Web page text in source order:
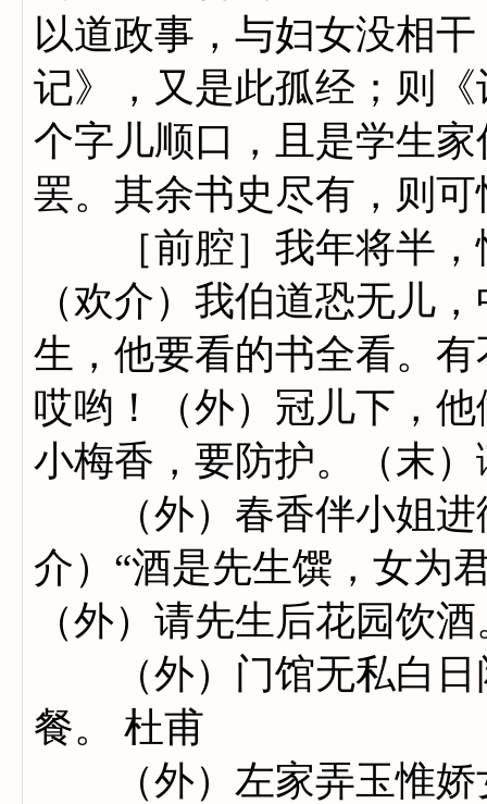
以道政事，与妇女没相
记》，又是此孤经；则
个字儿顺口，且是学生
罢。其余书史尽有，则
［前腔］我年将半，
（欢介）我伯道恐无儿
生，他要看的书全看。
哎哟！（外）冠儿下，
小梅香，要防护。（末）
（外）春香伴小姐进
介）“酒是先生馔，女为
（外）请先生后花园饮酒
（外）门馆无私白日
餐。 杜甫
（外）左家弄玉惟娇